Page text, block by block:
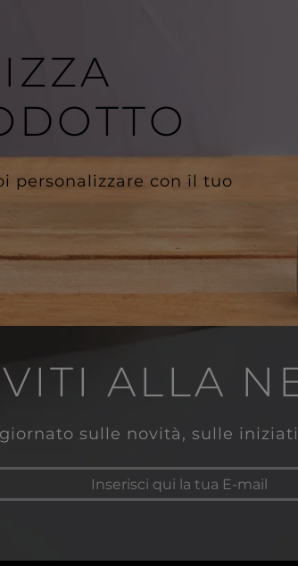
personalizzare con il tuo
ALLA
sulle novità, sulle